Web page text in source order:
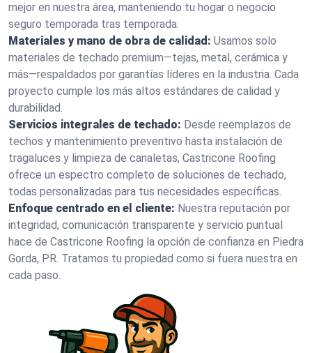
mejor en nuestra área, manteniendo tu hogar o negocio
seguro temporada tras temporada.
Materiales y mano de obra de calidad: Usamos solo
materiales de techado premium—tejas, metal, cerámica y
más—respaldados por garantías líderes en la industria. Cada
proyecto cumple los más altos estándares de calidad y
durabilidad.
Servicios integrales de techado: Desde reemplazos de
techos y mantenimiento preventivo hasta instalación de
tragaluces y limpieza de canaletas, Castricone Roofing
ofrece un espectro completo de soluciones de techado,
todas personalizadas para tus necesidades específicas.
Enfoque centrado en el cliente: Nuestra reputación por
integridad, comunicación transparente y servicio puntual
hace de Castricone Roofing la opción de confianza en Piedra
Gorda, PR. Tratamos tu propiedad como si fuera nuestra en
cada paso.